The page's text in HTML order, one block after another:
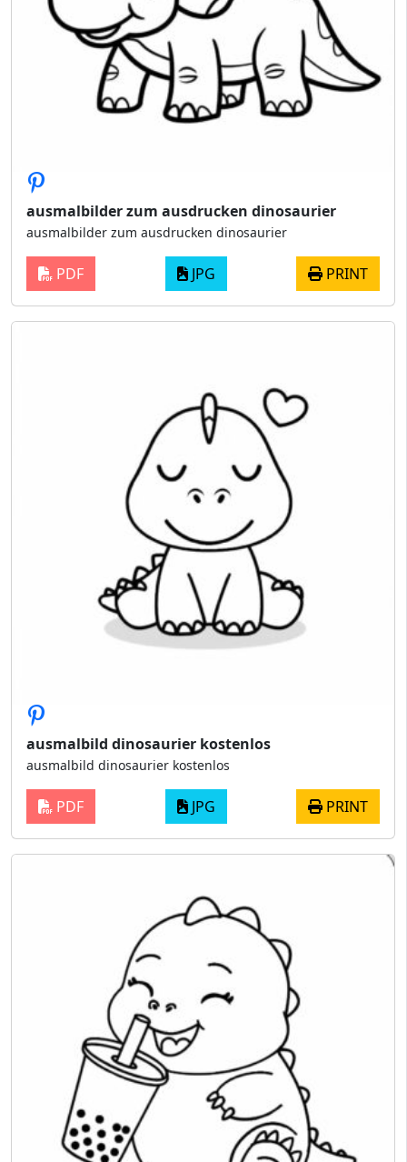
ausmalbilder zum ausdrucken dinosaurier
ausmalbilder zum ausdrucken dinosaurier
PDF JPG PRINT
ausmalbild dinosaurier kostenlos
ausmalbild dinosaurier kostenlos
PDF JPG PRINT